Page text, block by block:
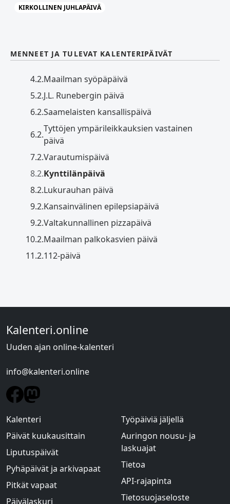
KIRKOLLINEN JUHLAPÄIVÄ
MENNEET JA TULEVAT KALENTERIPÄIVÄT
4.2.Maailman syöpäpäivä
5.2.J.L. Runebergin päivä
6.2.Saamelaisten kansallispäivä
6.2.
Tyttöjen ympärileikkauksien vastainen
päivä
7.2.Varautumispäivä
8.2.Kynttilänpäivä
8.2.Lukurauhan päivä
9.2.Kansainvälinen epilepsiapäivä
9.2.Valtakunnallinen pizzapäivä
10.2.Maailman palkokasvien päivä
11.2.112-päivä
Kalenteri.online
Uuden ajan online-kalenteri
info@kalenteri.online
Kalenteri
Päivät kuukausittain
Liputuspäivät
Pyhäpäivät ja arkivapaat
Pitkät vapaat
Päivälaskuri
Työpäiviä jäljellä
Auringon nousu- ja
laskuajat
Tietoa
API-rajapinta
Tietosuojaseloste